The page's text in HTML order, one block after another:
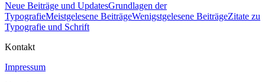
Neue Beiträge und UpdatesGrundlagen der
TypografieMeistgelesene BeiträgeWenigstgelesene BeiträgeZitate zu
Typografie und Schrift
Kontakt
Impressum